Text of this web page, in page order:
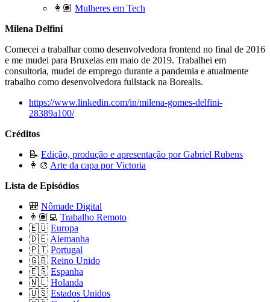
👩🏽 Mulheres em Tech
Milena Delfini
Comecei a trabalhar como desenvolvedora frontend no final de 2016
e me mudei para Bruxelas em maio de 2019. Trabalhei em
consultoria, mudei de emprego durante a pandemia e atualmente
trabalho como desenvolvedora fullstack na Borealis.
https://www.linkedin.com/in/milena-gomes-delfini-
28389a100/
Créditos
📝 Edição, produção e apresentação por Gabriel Rubens
👩‍🎨 Arte da capa por Victoria
Lista de Episódios
🎒 Nômade Digital
👨🏽‍💻 Trabalho Remoto
🇪🇺 Europa
🇩🇪 Alemanha
🇵🇹 Portugal
🇬🇧 Reino Unido
🇪🇸 Espanha
🇳🇱 Holanda
🇺🇸 Estados Unidos